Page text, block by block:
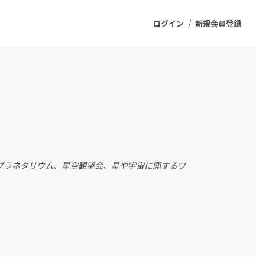
ログイン / 新規会員登録
ファッション
ネタリウム、星空観望会、星や宇宙に関するワ